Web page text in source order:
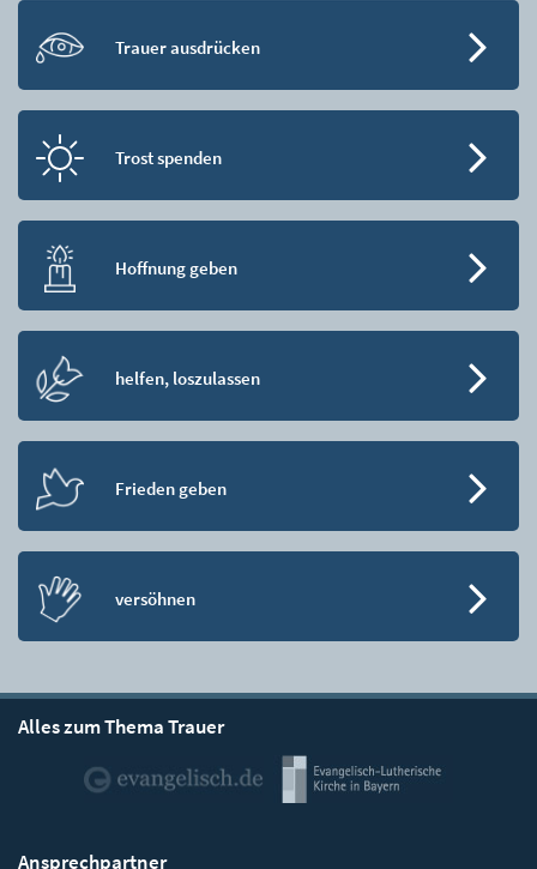
Trauer ausdrücken
Trost spenden
Hoffnung geben
helfen, loszulassen
Frieden geben
versöhnen
Alles zum Thema Trauer
Ansprechpartner